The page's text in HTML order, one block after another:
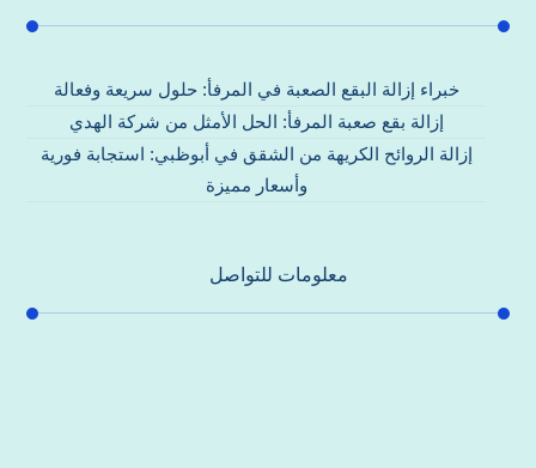
خبراء إزالة البقع الصعبة في المرفأ: حلول سريعة وفعالة
إزالة بقع صعبة المرفأ: الحل الأمثل من شركة الهدي
إزالة الروائح الكريهة من الشقق في أبوظبي: استجابة فورية
وأسعار مميزة
معلومات للتواصل